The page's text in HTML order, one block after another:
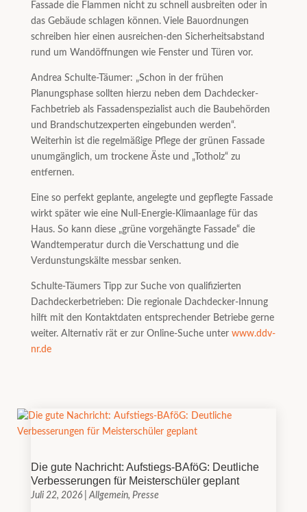
Fassade die Flammen nicht zu schnell ausbreiten oder in
das Gebäude schlagen können. Viele Bauordnungen
schreiben hier einen ausreichen-den Sicherheitsabstand
rund um Wandöffnungen wie Fenster und Türen vor.
Andrea Schulte-Täumer: „Schon in der frühen
Planungsphase sollten hierzu neben dem Dachdecker-
Fachbetrieb als Fassadenspezialist auch die Baubehörden
und Brandschutzexperten eingebunden werden“.
Weiterhin ist die regelmäßige Pflege der grünen Fassade
unumgänglich, um trockene Äste und „Totholz“ zu
entfernen.
Eine so perfekt geplante, angelegte und gepflegte Fassade
wirkt später wie eine Null-Energie-Klimaanlage für das
Haus. So kann diese „grüne vorgehängte Fassade“ die
Wandtemperatur durch die Verschattung und die
Verdunstungskälte messbar senken.
Schulte-Täumers Tipp zur Suche von qualifizierten
Dachdeckerbetrieben: Die regionale Dachdecker-Innung
hilft mit den Kontaktdaten entsprechender Betriebe gerne
weiter. Alternativ rät er zur Online-Suche unter www.ddv-
nr.de
Die gute Nachricht: Aufstiegs-BAföG: Deutliche
Verbesserungen für Meisterschüler geplant
Juli 22, 2026|Allgemein, Presse